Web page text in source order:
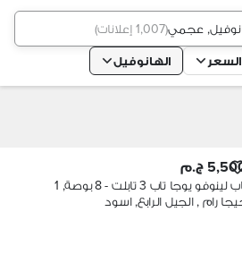
عجمي(1,007 إعلانات )
السعر الهانوفيل
ج.م
تاب لينوفو يوجا تاب 3 تابلت - 8 بوصة, 1
رام , الجيل الرابع, اسود